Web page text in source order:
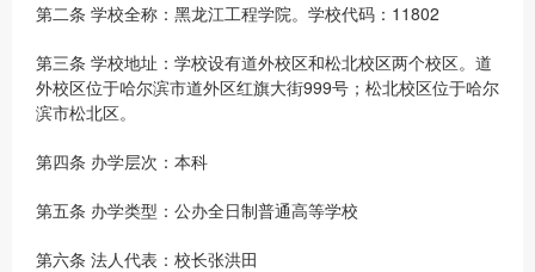
第二条 学校全称：黑龙江工程学院。学校代码：11802
第三条 学校地址：学校设有道外校区和松北校区两个校区。道
外校区位于哈尔滨市道外区红旗大街999号；松北校区位于哈尔
滨市松北区。
第四条 办学层次：本科
第五条 办学类型：公办全日制普通高等学校
第六条 法人代表：校长张洪田